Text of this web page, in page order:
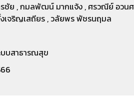
ชัย , กมลพัฒน์ มากแจ้ง , ศรวณีย์ อว
เจริญเสถียร , วลัยพร พัชรนฤมล
บสาธารณสุข